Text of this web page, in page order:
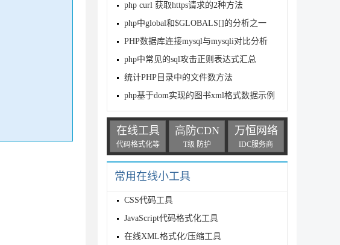
php curl 获取https请求的2种方法
php中global和$GLOBALS[]的分析之一
PHP数据库连接mysql与mysqli对比分析
php中常见的sql攻击正则表达式汇总
统计PHP目录中的文件数方法
php基于dom实现的图书xml格式数据示例
在线工具
代码格式化等
高防CDN
T级 防护
万恒网络
IDC服务商
常用在线小工具
CSS代码工具
JavaScript代码格式化工具
在线XML格式化/压缩工具